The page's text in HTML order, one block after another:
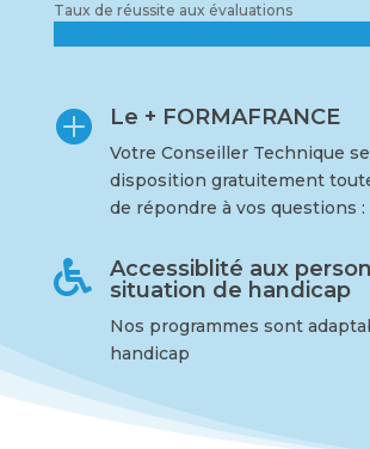
Taux de réussite aux évaluations
 Le + FORMAFRANCE
Votre Conseiller Technique
disposition gratuitement
de répondre à vos questions :

Accessiblité aux
situation de handicap
Nos programmes sont
handicap